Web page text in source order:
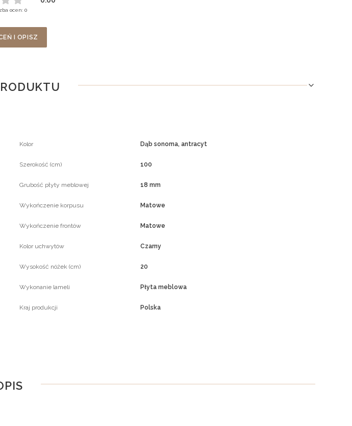
ocen: 0
I OPISZ
Kolor Dąb sonoma, antracyt
Szerokość (cm) 100
Grubość płyty meblowej 18 mm
Wykończenie korpusu Matowe
Wykończenie frontów Matowe
Kolor uchwytów Czarny
Wysokość nóżek (cm) 20
Wykonanie lameli Płyta meblowa
Kraj produkcji Polska